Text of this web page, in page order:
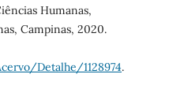
Humanas,
Campinas, 2020.
Detalhe/1128974.